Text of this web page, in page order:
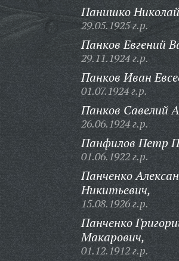
Панишко
29.05.1925 г.р.
Панков Евгений
29.11.1924 г.р.
Панков Иван
01.07.1924 г.р.
Панков Савелий
26.06.1924 г.р.
Панфилов Петр
01.06.1922 г.р.
Панченко
Никитьевич,
15.08.1926 г.р.
Панченко
Макарович,
01.12.1912 г.р.